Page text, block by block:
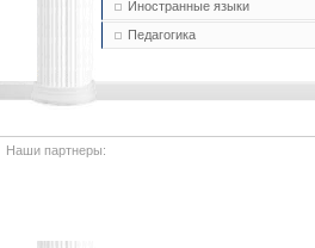
Иностранные языки
Педагогика
Наши партнеры: